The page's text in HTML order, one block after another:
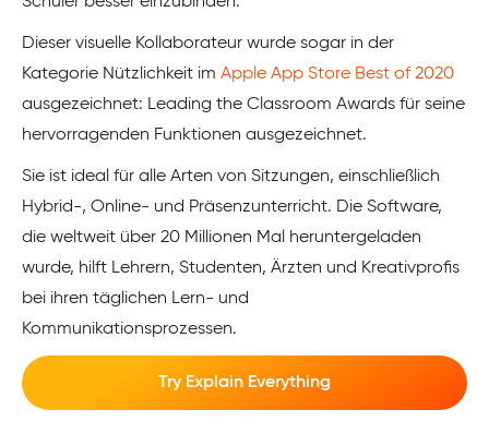
Dieser visuelle Kollaborateur wurde sogar in der
Kategorie Nützlichkeit im Apple App Store Best of 2020
ausgezeichnet: Leading the Classroom Awards für seine
hervorragenden Funktionen ausgezeichnet.
Sie ist ideal für alle Arten von Sitzungen, einschließlich
Hybrid-, Online- und Präsenzunterricht. Die Software,
die weltweit über 20 Millionen Mal heruntergeladen
wurde, hilft Lehrern, Studenten, Ärzten und Kreativprofis
bei ihren täglichen Lern- und
Kommunikationsprozessen.
Try Explain Everything